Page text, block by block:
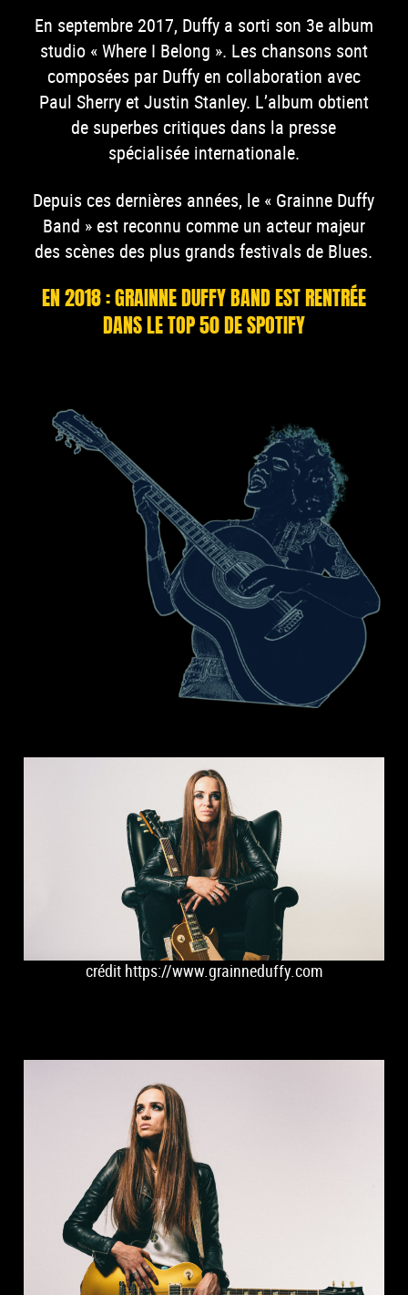
En septembre 2017, Duffy a sorti son 3e album
studio « Where I Belong ». Les chansons sont
composées par Duffy en collaboration avec
Paul Sherry et Justin Stanley. L’album obtient
de superbes critiques dans la presse
spécialisée internationale.
Depuis ces dernières années, le « Grainne Duffy
Band » est reconnu comme un acteur majeur
des scènes des plus grands festivals de Blues.
EN 2018 : GRAINNE DUFFY BAND EST RENTRÉE
DANS LE TOP 50 DE SPOTIFY
crédit https://www.grainneduffy.com